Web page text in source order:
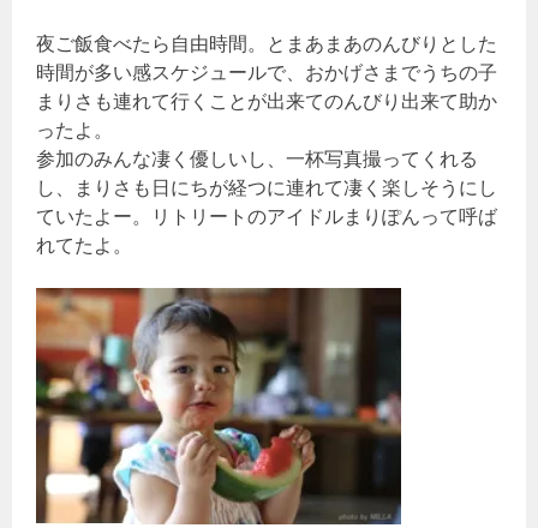
夜ご飯食べたら自由時間。とまあまあのんびりとした
時間が多い感スケジュールで、おかげさまでうちの子
まりさも連れて行くことが出来てのんびり出来て助か
ったよ。
参加のみんな凄く優しいし、一杯写真撮ってくれる
し、まりさも日にちが経つに連れて凄く楽しそうにし
ていたよー。リトリートのアイドルまりぽんって呼ば
れてたよ。